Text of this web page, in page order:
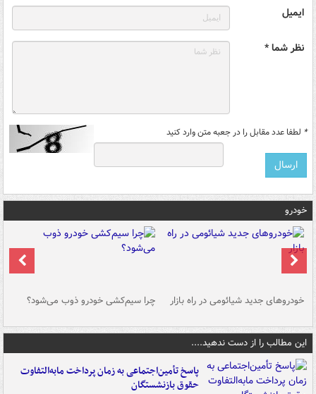
ایمیل
نظر شما *
* لطفا عدد مقابل را در جعبه متن وارد کنید
خودرو
خودروهای جدید شیائومی در راه بازار چرا سیم‌کشی خودرو ذوب می‌شود؟
این مطالب را از دست ندهید....
پاسخ تأمین‌اجتماعی به زمان پرداخت مابه‌التفاوت
حقوق بازنشستگان